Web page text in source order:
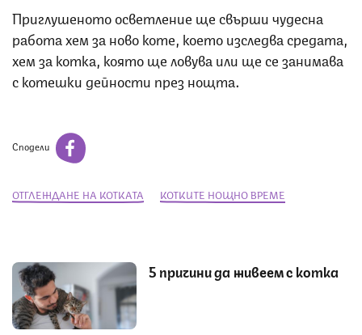
Приглушеното осветление ще свърши чудесна
работа хем за ново коте, което изследва средата,
хем за котка, която ще ловува или ще се занимава
с котешки дейности през нощта.
Сподели
ОТГЛЕЖДАНЕ НА КОТКАТА КОТКИТЕ НОЩНО ВРЕМЕ
5 причини да живеем с котка